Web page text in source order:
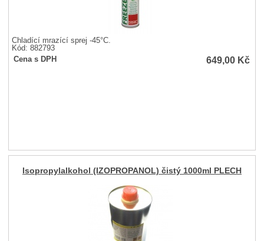
Chladící mrazící sprej -45°C.
Kód: 882793
Cena s DPH
649,00 Kč
Isopropylalkohol (IZOPROPANOL) čistý 1000ml PLECH